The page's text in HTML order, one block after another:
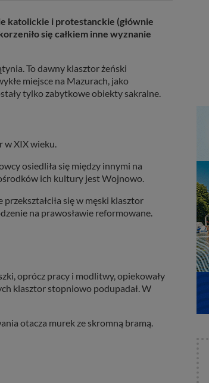
katolickie i protestanckie (głównie
się całkiem inne wyznanie
To dawny klasztor żeński
miejsce na Mazurach, jako
tylko zabytkowe obiekty sakralne.
w XIX wieku.
osiedliła się między innymi na
ich kultury jest Wojnowo.
się w męski klasztor
na prawosławie reformowane.
oprócz pracy i modlitwy, opiekowały
klasztor stopniowo podupadał. W
otacza murek ze skromną bramą.